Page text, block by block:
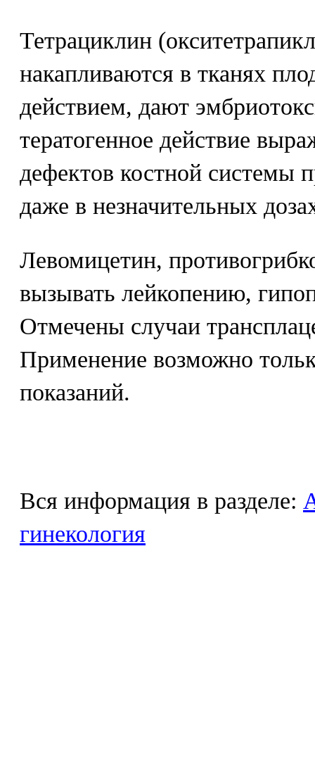
Тетрациклин
накапливаются в тканях
действием, дают
тератогенное действие
дефектов костной системы
даже в незначительных
Левомицетин,
вызывать лейкопению,
Отмечены случаи
Применение возможно
показаний.
Вся информация в разделе:
гинекология